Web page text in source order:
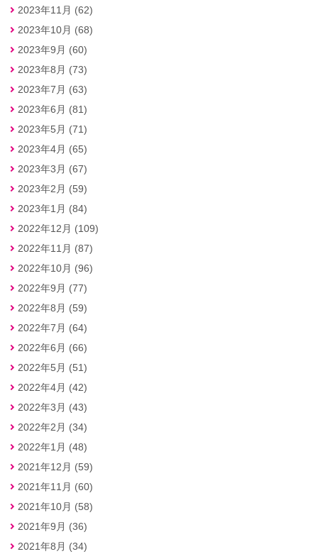
2023年11月 (62)
2023年10月 (68)
2023年9月 (60)
2023年8月 (73)
2023年7月 (63)
2023年6月 (81)
2023年5月 (71)
2023年4月 (65)
2023年3月 (67)
2023年2月 (59)
2023年1月 (84)
2022年12月 (109)
2022年11月 (87)
2022年10月 (96)
2022年9月 (77)
2022年8月 (59)
2022年7月 (64)
2022年6月 (66)
2022年5月 (51)
2022年4月 (42)
2022年3月 (43)
2022年2月 (34)
2022年1月 (48)
2021年12月 (59)
2021年11月 (60)
2021年10月 (58)
2021年9月 (36)
2021年8月 (34)